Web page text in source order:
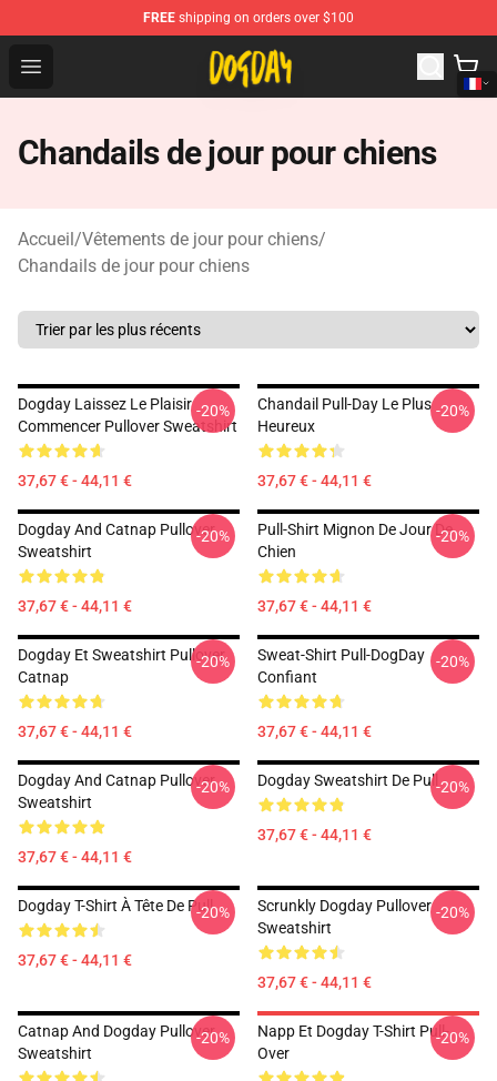
FREE shipping on orders over $100
Open menu
DogDay Store - Official DogDay Merchandise Shop
Chandails de jour pour chiens
Accueil/Vêtements de jour pour chiens/
Chandails de jour pour chiens
Dogday Laissez Le Plaisir
Commencer Pullover Sweatshirt
37,67 € - 44,11 €
-20%
Chandail Pull-Day Le Plus
Heureux
37,67 € - 44,11 €
-20%
Dogday And Catnap Pullover
Sweatshirt
37,67 € - 44,11 €
-20%
Pull-Shirt Mignon De Jour De
Chien
37,67 € - 44,11 €
-20%
Dogday Et Sweatshirt Pullover
Catnap
37,67 € - 44,11 €
-20%
Sweat-Shirt Pull-DogDay
Confiant
37,67 € - 44,11 €
-20%
Dogday And Catnap Pullover
Sweatshirt
37,67 € - 44,11 €
-20% Dogday Sweatshirt De Pull
37,67 € - 44,11 €
-20%
Dogday T-Shirt À Tête De Pull
37,67 € - 44,11 €
-20%
Scrunkly Dogday Pullover
Sweatshirt
37,67 € - 44,11 €
-20%
Catnap And Dogday Pullover
Sweatshirt
-20%
Napp Et Dogday T-Shirt Pull-
Over
-20%